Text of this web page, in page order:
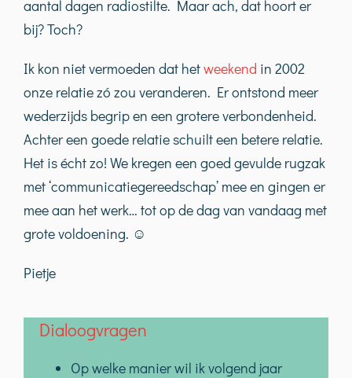
aantal dagen radiostilte. Maar ach, dat hoort er
bij? Toch?
Ik kon niet vermoeden dat hetweekend in 2002
onze relatie zó zou veranderen. Er ontstond meer
wederzijds begrip en een grotere verbondenheid.
Achter een goede relatie schuilt een betere relatie.
Het is écht zo! We kregen een goed gevulde rugzak
met ‘communicatiegereedschap’ mee en gingen er
mee aan het werk… tot op de dag van vandaag met
grote voldoening. ☺
Pietje
Dialoogvragen
Op welke manier wil ik volgend jaar